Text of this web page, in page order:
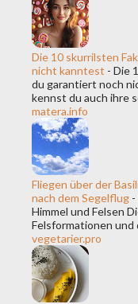
Kunden reserviert.
und Leute, die wissen,
Tempranillo. Ein echter
Die 10 skurrilsten
nicht kanntest - Die
du garantiert noch
kennst du auch ihre
matera.info
Fliegen über der
nach dem Segelflug -
Himmel und Felsen
Felsformationen und
vegetarier.pro